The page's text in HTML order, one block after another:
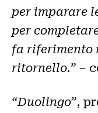
per imparare
per
fa riferimento
ritornello.” –
“Duolingo”,